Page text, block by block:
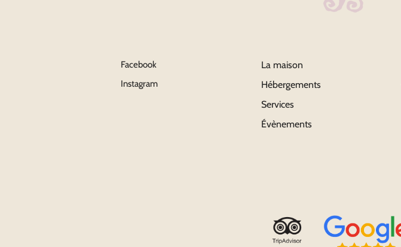
Facebook
Instagram
La maison
Hébergements
Services
Évènements